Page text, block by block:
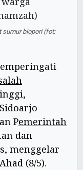
biopori (fot:
Pemerintah
dan
menggelar
(8/5).